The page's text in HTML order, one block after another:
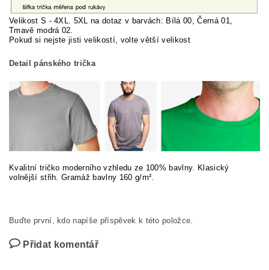
Velikost S - 4XL. 5XL na dotaz v barvách: Bílá 00, Černá 01,
Tmavě modrá 02.
Pokud si nejste jisti velikostí, volte větší velikost
Detail pánského trička
Kvalitní tričko moderního vzhledu ze 100% bavlny. Klasický
volnější střih. Gramáž bavlny 160 g/m².
Buďte první, kdo napíše příspěvek k této položce.
Přidat komentář